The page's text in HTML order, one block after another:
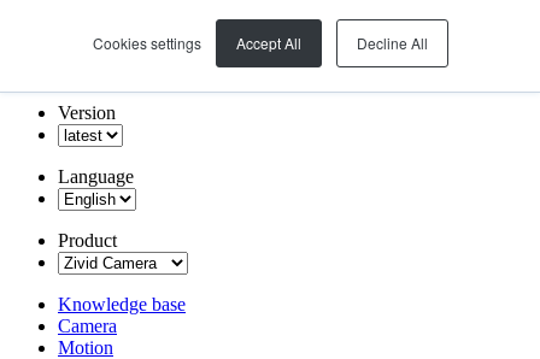
Cookies settings Accept All Decline All
Version
Language
Product
Knowledge base
Camera
Motion